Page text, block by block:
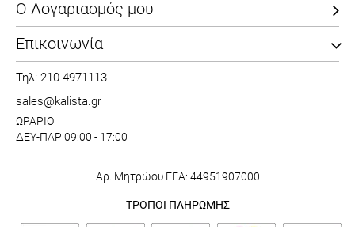
Ο Λογαριασμός μου
Επικοινωνία
Τηλ: 210 4971113
sales@kalista.gr
ΩΡΑΡΙΟ
ΔΕΥ-ΠΑΡ 09:00 - 17:00
Αρ. Μητρώου ΕΕΑ: 44951907000
ΤΡΟΠΟΙ ΠΛΗΡΩΜΗΣ